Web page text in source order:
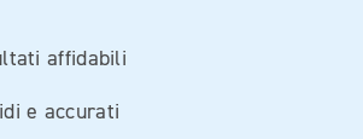
affidabili
e accurati